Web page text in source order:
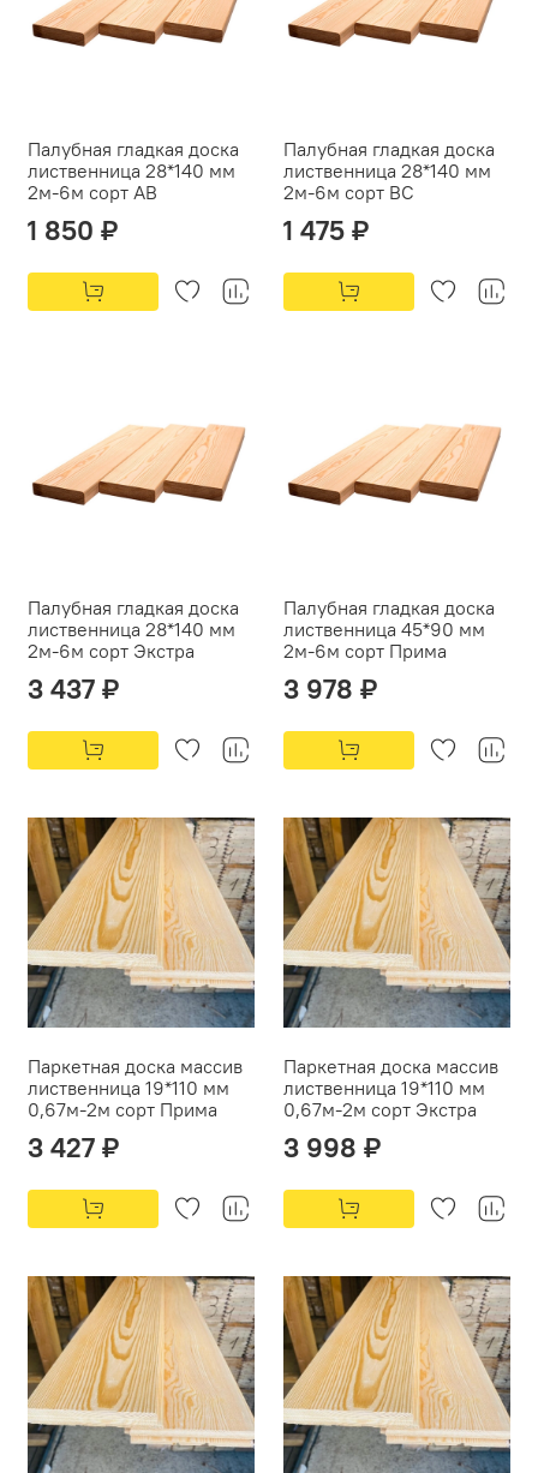
Палубная гладкая доска
лиственница 28*140 мм
2м-6м сорт АВ
1 850 ₽
Палубная гладкая доска
лиственница 28*140 мм
2м-6м сорт ВС
1 475 ₽
Палубная гладкая доска
лиственница 28*140 мм
2м-6м сорт Экстра
3 437 ₽
Палубная гладкая доска
лиственница 45*90 мм
2м-6м сорт Прима
3 978 ₽
Паркетная доска массив
лиственница 19*110 мм
0,67м-2м сорт Прима
3 427 ₽
Паркетная доска массив
лиственница 19*110 мм
0,67м-2м сорт Экстра
3 998 ₽